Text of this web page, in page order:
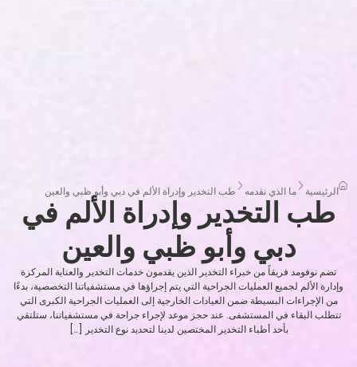
الرئيسية ما الذي نقدمه طب التخدير وإدراة الألم في دبي وأبو ظبي والعين
طب التخدير وإدراة الألم في
دبي وأبو ظبي والعين
تضم نوفومد فريقاً من خبراء التخدير الذين يقدمون خدمات التخدير والعناية المركزة
وإدارة الألم لجميع العمليات الجراحية التي يتم إجراؤها في مستشفياتنا التخصصية، بدءًا
من الإجراءات البسيطة ضمن العيادات الخارجية إلى العمليات الجراحية الكبرى التي
تتطلب البقاء في المستشفى. عند حجز موعد لإجراء جراحة في مستشفياتنا، ستلتقي
بأحد أطباء التخدير المختصين لدينا لتحديد نوع التخدير […]